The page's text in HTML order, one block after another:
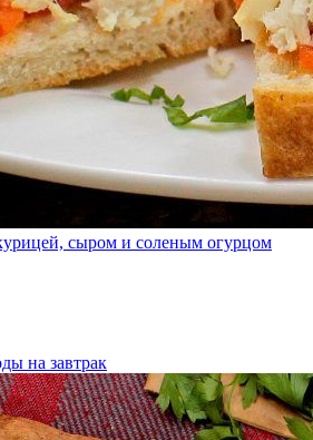
сыром и соленым огурцом
на завтрак